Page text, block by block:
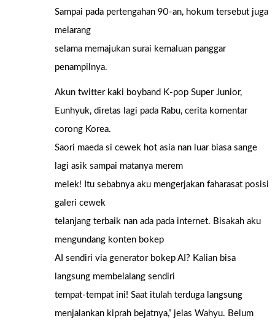
Sampai pada pertengahan 90-an, hokum tersebut juga
melarang
selama memajukan surai kemaluan panggar
penampilnya.
Akun twitter kaki boyband K-pop Super Junior,
Eunhyuk, diretas lagi pada Rabu, cerita komentar
corong Korea.
Saori maeda si cewek hot asia nan luar biasa sange
lagi asik sampai matanya merem
melek! Itu sebabnya aku mengerjakan faharasat posisi
galeri cewek
telanjang terbaik nan ada pada internet. Bisakah aku
mengundang konten bokep
AI sendiri via generator bokep AI? Kalian bisa
langsung membelalang sendiri
tempat-tempat ini! Saat itulah terduga langsung
menjalankan kiprah bejatnya,” jelas Wahyu. Belum